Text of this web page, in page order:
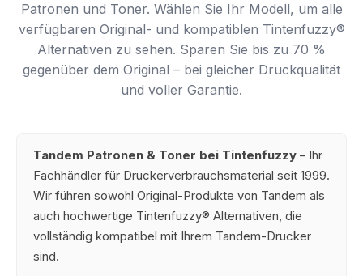
Patronen und Toner. Wählen Sie Ihr Modell, um alle
verfügbaren Original- und kompatiblen Tintenfuzzy®
Alternativen zu sehen. Sparen Sie bis zu 70 %
gegenüber dem Original – bei gleicher Druckqualität
und voller Garantie.
Tandem Patronen & Toner bei Tintenfuzzy – Ihr
Fachhändler für Druckerverbrauchsmaterial seit 1999.
Wir führen sowohl Original-Produkte von Tandem als
auch hochwertige Tintenfuzzy® Alternativen, die
vollständig kompatibel mit Ihrem Tandem-Drucker
sind.